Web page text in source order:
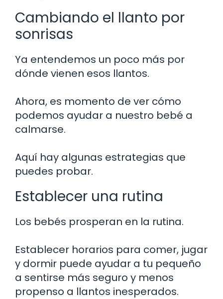
Cambiando el llanto por
sonrisas
Ya entendemos un poco más por
dónde vienen esos llantos.
Ahora, es momento de ver cómo
podemos ayudar a nuestro bebé a
calmarse.
Aquí hay algunas estrategias que
puedes probar.
Establecer una rutina
Los bebés prosperan en la rutina.
Establecer horarios para comer, jugar
y dormir puede ayudar a tu pequeño
a sentirse más seguro y menos
propenso a llantos inesperados.